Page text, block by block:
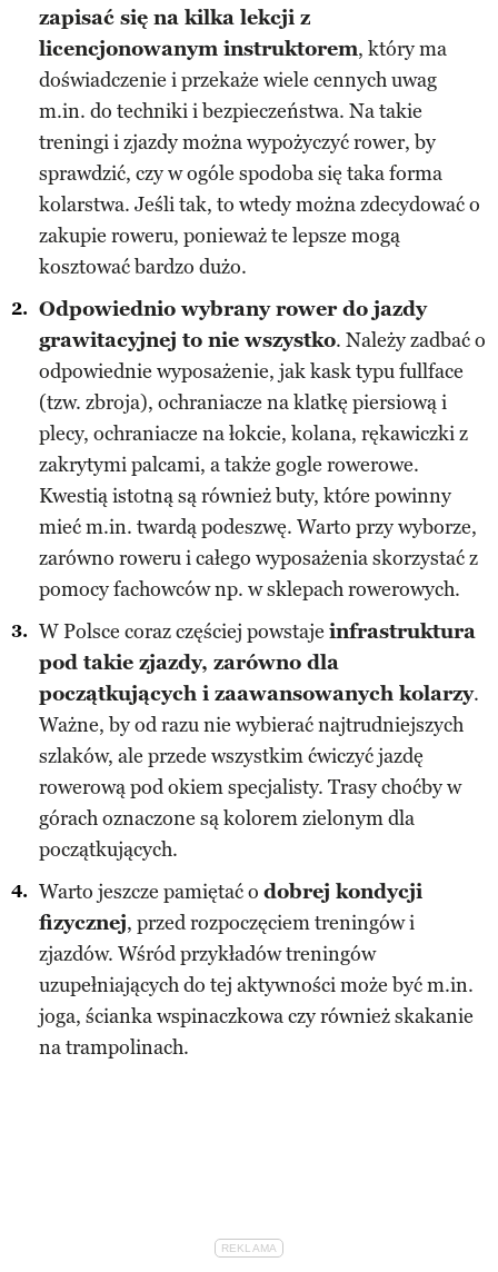
zapisać się na kilka lekcji z
licencjonowanym instruktorem, który ma
doświadczenie i przekaże wiele cennych uwag
m.in. do techniki i bezpieczeństwa. Na takie
treningi i zjazdy można wypożyczyć rower, by
sprawdzić, czy w ogóle spodoba się taka forma
kolarstwa. Jeśli tak, to wtedy można zdecydować o
zakupie roweru, ponieważ te lepsze mogą
kosztować bardzo dużo.
Odpowiednio wybrany rower do jazdy
grawitacyjnej to nie wszystko. Należy zadbać o
odpowiednie wyposażenie, jak kask typu fullface
(tzw. zbroja), ochraniacze na klatkę piersiową i
plecy, ochraniacze na łokcie, kolana, rękawiczki z
zakrytymi palcami, a także gogle rowerowe.
Kwestią istotną są również buty, które powinny
mieć m.in. twardą podeszwę. Warto przy wyborze,
zarówno roweru i całego wyposażenia skorzystać z
pomocy fachowców np. w sklepach rowerowych.
W Polsce coraz częściej powstaje infrastruktura
pod takie zjazdy, zarówno dla
początkujących i zaawansowanych kolarzy.
Ważne, by od razu nie wybierać najtrudniejszych
szlaków, ale przede wszystkim ćwiczyć jazdę
rowerową pod okiem specjalisty. Trasy choćby w
górach oznaczone są kolorem zielonym dla
początkujących.
Warto jeszcze pamiętać o dobrej kondycji
fizycznej, przed rozpoczęciem treningów i
zjazdów. Wśród przykładów treningów
uzupełniających do tej aktywności może być m.in.
joga, ścianka wspinaczkowa czy również skakanie
na trampolinach.